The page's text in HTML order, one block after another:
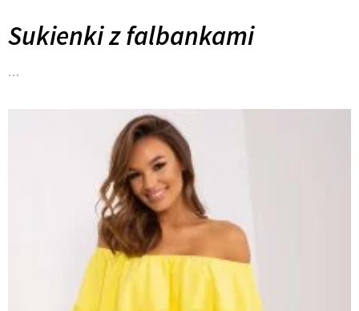
Sukienki z falbankami
…